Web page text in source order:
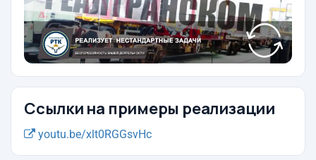
Ссылки на примеры реализации
youtu.be/xlt0RGGsvHc